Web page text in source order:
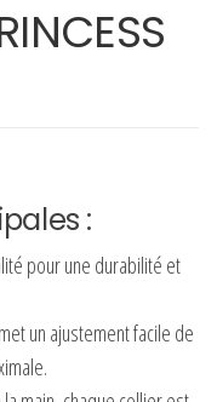
:
pour une durabilité et
un ajustement facile de